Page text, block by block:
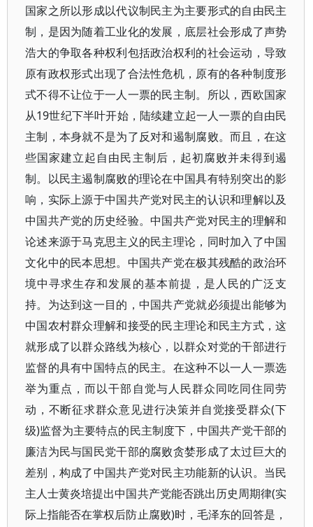
国家之所以形成以代议制民主为主要形式的自由民主
制，是因为随着工业化的发展，底层社会形成了声势
浩大的争取各种权利包括政治权利的社会运动，导致
原有政权形式出现了合法性危机，原有的各种制度形
式不得不让位于一人一票的民主制。所以，西欧国家
从19世纪下半叶开始，陆续建立起一人一票的自由民
主制，本身就不是为了反对和遏制腐败。而且，在这
些国家建立起自由民主制后，起初腐败并未得到遏
制。以民主遏制腐败的理论在中国具有特别突出的影
响，实际上源于中国共产党对民主的认识和理解以及
中国共产党的历史经验。中国共产党对民主的理解和
论述来源于马克思主义的民主理论，同时加入了中国
文化中的民本思想。中国共产党在极其残酷的政治环
境中寻求生存和发展的基本前提，是人民的广泛支
持。为达到这一目的，中国共产党就必须提出能够为
中国农村群众理解和接受的民主理论和民主方式，这
就形成了以群众路线为核心，以群众对党的干部进行
监督的具有中国特点的民主。在这种不以一人一票选
举为重点，而以干部自觉与人民群众同吃同住同劳
动，不断征求群众意见进行决策并自觉接受群众(下
级)监督为主要特点的民主制度下，中国共产党干部的
廉洁为民与国民党干部的腐败贪婪形成了太过巨大的
差别，构成了中国共产党对民主功能新的认识。当民
主人士黄炎培提出中国共产党能否跳出历史周期律(实
际上指能否在掌权后防止腐败)时，毛泽东的回答是，